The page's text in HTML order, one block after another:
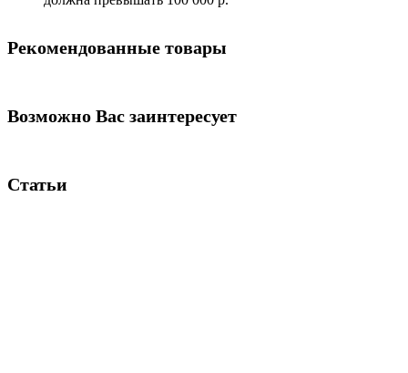
Рекомендованные товары
Возможно Вас заинтересует
Статьи